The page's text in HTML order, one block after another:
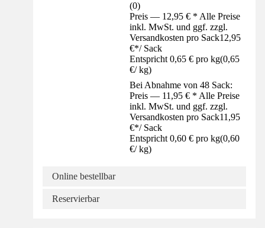
(0)
Preis — 12,95 € * Alle Preise
inkl. MwSt. und ggf. zzgl.
Versandkosten pro Sack12,95
€*/ Sack
Entspricht 0,65 € pro kg(0,65
€/ kg)
Bei Abnahme von 48 Sack:
Preis — 11,95 € * Alle Preise
inkl. MwSt. und ggf. zzgl.
Versandkosten pro Sack11,95
€*/ Sack
Entspricht 0,60 € pro kg(0,60
€/ kg)
Online bestellbar
Reservierbar